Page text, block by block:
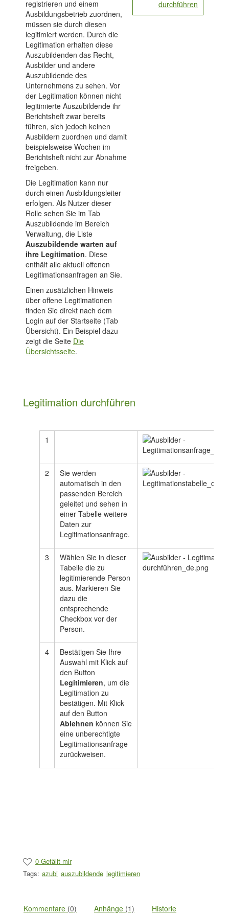
registrieren und einem
Ausbildungsbetrieb zuordnen,
müssen sie durch diesen
legitimiert werden. Durch die
Legitimation erhalten diese
Auszubildenden das Recht,
Ausbilder und andere
Auszubildende des
Unternehmens zu sehen. Vor
der Legitimation können nicht
legitimierte Auszubildende ihr
Berichtsheft zwar bereits
führen, sich jedoch keinen
Ausbildern zuordnen und damit
beispielsweise Wochen im
Berichtsheft nicht zur Abnahme
freigeben.
Die Legitimation kann nur
durch einen Ausbildungsleiter
erfolgen. Als Nutzer dieser
Rolle sehen Sie im Tab
Auszubildende im Bereich
Verwaltung, die Liste
Auszubildende warten auf
ihre Legitimation. Diese
enthält alle aktuell offenen
Legitimationsanfragen an Sie.
Einen zusätzlichen Hinweis
über offene Legitimationen
finden Sie direkt nach dem
Login auf der Startseite (Tab
Übersicht). Ein Beispiel dazu
zeigt die Seite Die
Übersichtsseite.
durchführen
Legitimation durchführen
1
2
Sie werden
automatisch in den
passenden Bereich
geleitet und sehen in
einer Tabelle weitere
Daten zur
Legitimationsanfrage.
3
Wählen Sie in dieser
Tabelle die zu
legitimierende Person
aus. Markieren Sie
dazu die
entsprechende
Checkbox vor der
Person.
4
Bestätigen Sie Ihre
Auswahl mit Klick auf
den Button
Legitimieren, um die
Legitimation zu
bestätigen. Mit Klick
auf den Button
Ablehnen können Sie
eine unberechtigte
Legitimationsanfrage
zurückweisen.
0 Gefällt mir
Tags: azubi auszubildende legitimieren
Kommentare (0) Anhänge (1) Historie